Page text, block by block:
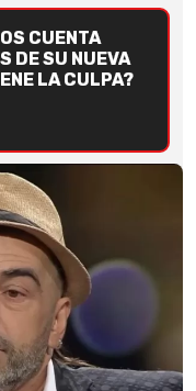
CUENTA
DE SU NUEVA
LA CULPA?